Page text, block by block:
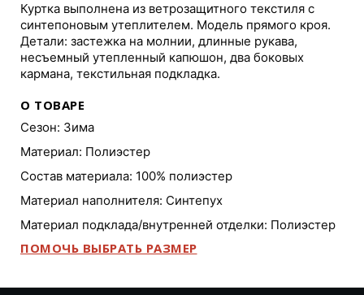
Куртка выполнена из ветрозащитного текстиля с
синтепоновым утеплителем. Модель прямого кроя.
Детали: застежка на молнии, длинные рукава,
несъемный утепленный капюшон, два боковых
кармана, текстильная подкладка.
О ТОВАРЕ
Сезон: Зима
Материал: Полиэстер
Состав материала: 100% полиэстер
Материал наполнителя: Синтепух
Материал подклада/внутренней отделки: Полиэстер
ПОМОЧЬ ВЫБРАТЬ РАЗМЕР